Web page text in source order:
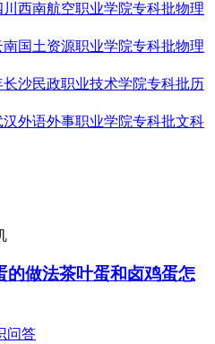
川西南航空职业学院专科批物理
国土资源职业学院专科批物理
沙民政职业技术学院专科批历
外语外事职业学院专科批文科
的做法茶叶蛋和卤鸡蛋怎